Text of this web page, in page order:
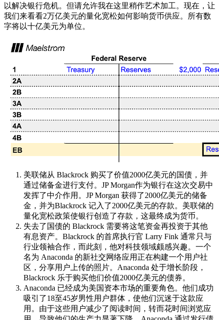
以解决银行危机。但请允许我在这里稍作艺术加工。现在，让
我们来看看2万亿美元的量化宽松如何影响货币供应。所有数
字将以十亿美元为单位。
美联储从 Blackrock 购买了价值2000亿美元的国债，并
通过储备金进行支付。JP Morgan作为银行在这次交易中
发挥了中介作用。JP Morgan 获得了2000亿美元的储备
金，并为Blackrock 记入了2000亿美元的存款。美联储的
量化宽松政策使银行创造了存款，这最终成为货币。
失去了国债的 Blackrock 需要将这笔资金再投资于其他
有息资产。Blackrock 的首席执行官 Larry Fink 通常只与
行业领袖合作，而此刻，他对科技领域颇感兴趣。一个
名为 Anaconda 的新社交网络应用正在构建一个用户社
区，分享用户上传的照片。Anaconda 处于增长阶段，
Blackrock 乐于购买他们价值2000亿美元的债券。
Anaconda 已经成为美国资本市场的重要角色。他们成功
吸引了18至45岁男性用户群体，使他们沉迷于这款应
用。由于这些用户减少了阅读时间，转而花时间浏览应